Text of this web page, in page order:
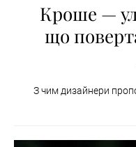
Кроше —
що
З чим дизайнери